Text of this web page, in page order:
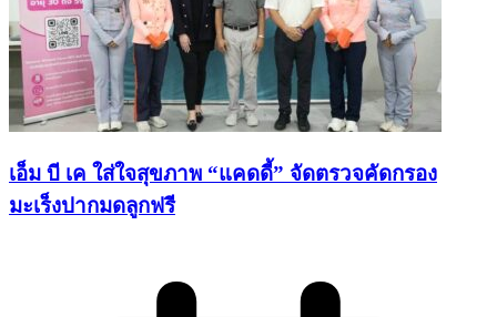
เอ็ม บี เค ใส่ใจสุขภาพ “แคดดี้” จัดตรวจคัดกรอง
มะเร็งปากมดลูกฟรี